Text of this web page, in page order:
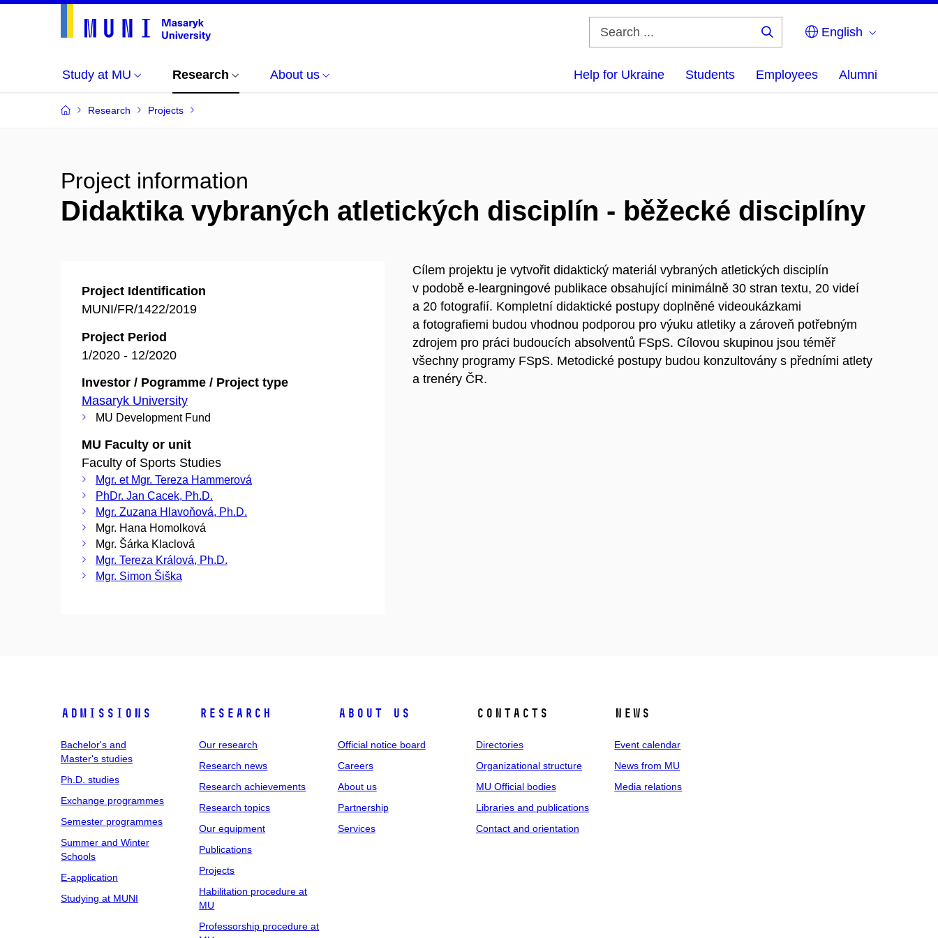
English
Study at MU Research About us Help for Ukraine Students Employees Alumni
Research Projects
Project information
Didaktika vybraných atletických disciplín - běžecké disciplíny
Project Identification
MUNI/FR/1422/2019
Project Period
1/2020 - 12/2020
Investor / Pogramme / Project type
Masaryk University
MU Development Fund
MU Faculty or unit
Faculty of Sports Studies
Mgr. et Mgr. Tereza Hammerová
PhDr. Jan Cacek, Ph.D.
Mgr. Zuzana Hlavoňová, Ph.D.
Mgr. Hana Homolková
Mgr. Šárka Klaclová
Mgr. Tereza Králová, Ph.D.
Mgr. Simon Šiška
Cílem projektu je vytvořit didaktický materiál vybraných atletických disciplín
v podobě e-leargningové publikace obsahující minimálně 30 stran textu, 20 videí
a 20 fotografií. Kompletní didaktické postupy doplněné videoukázkami
a fotografiemi budou vhodnou podporou pro výuku atletiky a zároveň potřebným
zdrojem pro práci budoucích absolventů FSpS. Cílovou skupinou jsou téměř
všechny programy FSpS. Metodické postupy budou konzultovány s předními atlety
a trenéry ČR.
Admissions
Bachelor's and
Master's studies
Ph.D. studies
Exchange programmes
Semester programmes
Summer and Winter
Schools
E-application
Studying at MUNI
Research
Our research
Research news
Research achievements
Research topics
Our equipment
Publications
Projects
Habilitation procedure at
MU
Professorship procedure at
About us
Official notice board
Careers
About us
Partnership
Services
Contacts
Directories
Organizational structure
MU Official bodies
Libraries and publications
Contact and orientation
News
Event calendar
News from MU
Media relations